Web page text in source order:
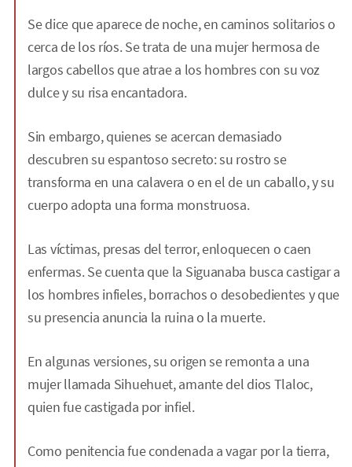
Se dice que aparece de noche, en caminos solitarios o
cerca de los ríos. Se trata de una mujer hermosa de
largos cabellos que atrae a los hombres con su voz
dulce y su risa encantadora.
Sin embargo, quienes se acercan demasiado
descubren su espantoso secreto: su rostro se
transforma en una calavera o en el de un caballo, y su
cuerpo adopta una forma monstruosa.
Las víctimas, presas del terror, enloquecen o caen
enfermas. Se cuenta que la Siguanaba busca castigar a
los hombres infieles, borrachos o desobedientes y que
su presencia anuncia la ruina o la muerte.
En algunas versiones, su origen se remonta a una
mujer llamada Sihuehuet, amante del dios Tlaloc,
quien fue castigada por infiel.
Como penitencia fue condenada a vagar por la tierra,